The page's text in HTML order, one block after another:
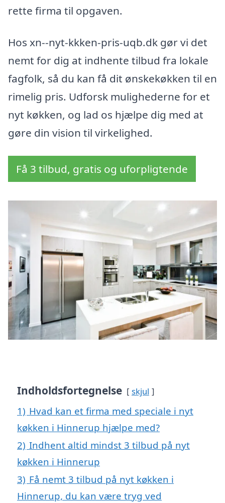
rette firma til opgaven.
Hos xn--nyt-kkken-pris-uqb.dk gør vi det
nemt for dig at indhente tilbud fra lokale
fagfolk, så du kan få dit ønskekøkken til en
rimelig pris. Udforsk mulighederne for et
nyt køkken, og lad os hjælpe dig med at
gøre din vision til virkelighed.
Få 3 tilbud, gratis og uforpligtende
Indholdsfortegnelse skjul
1) Hvad kan et firma med speciale i nyt
køkken i Hinnerup hjælpe med?
2) Indhent altid mindst 3 tilbud på nyt
køkken i Hinnerup
3) Få nemt 3 tilbud på nyt køkken i
Hinnerup, du kan være tryg ved